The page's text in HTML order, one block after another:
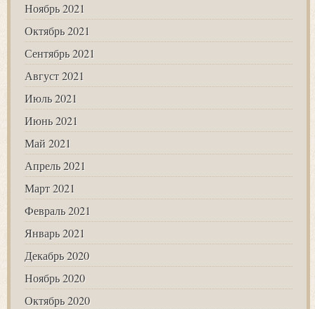
Ноябрь 2021
Октябрь 2021
Сентябрь 2021
Август 2021
Июль 2021
Июнь 2021
Май 2021
Апрель 2021
Март 2021
Февраль 2021
Январь 2021
Декабрь 2020
Ноябрь 2020
Октябрь 2020